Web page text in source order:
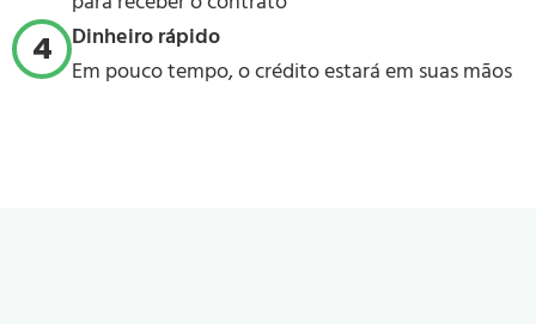
4
Dinheiro rápido
Em pouco tempo, o crédito estará em suas mãos